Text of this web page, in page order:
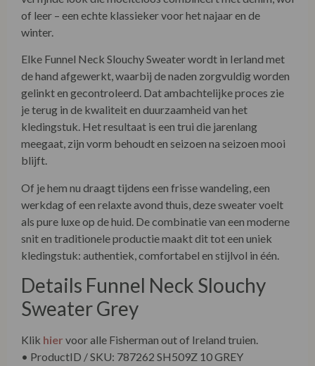
of leer – een echte klassieker voor het najaar en de
winter.
Elke Funnel Neck Slouchy Sweater wordt in Ierland met
de hand afgewerkt, waarbij de naden zorgvuldig worden
gelinkt en gecontroleerd. Dat ambachtelijke proces zie
je terug in de kwaliteit en duurzaamheid van het
kledingstuk. Het resultaat is een trui die jarenlang
meegaat, zijn vorm behoudt en seizoen na seizoen mooi
blijft.
Of je hem nu draagt tijdens een frisse wandeling, een
werkdag of een relaxte avond thuis, deze sweater voelt
als pure luxe op de huid. De combinatie van een moderne
snit en traditionele productie maakt dit tot een uniek
kledingstuk: authentiek, comfortabel en stijlvol in één.
Details Funnel Neck Slouchy
Sweater Grey
Klik hier voor alle Fisherman out of Ireland truien.
• ProductID / SKU: 787262 SH509Z 10 GREY